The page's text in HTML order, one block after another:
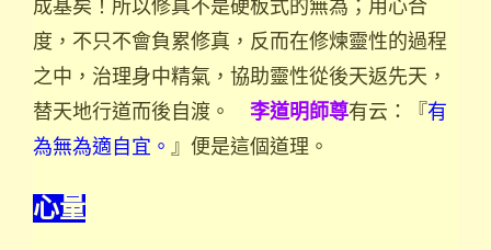
度，不只不會負累修真，反而在修煉靈性的過程
之中，治理身中精氣，協助靈性從後天返先天，
替天地行道而後自渡。 李道明師尊有云：『有
為無為適自宜。 』便是這個道理。
心量